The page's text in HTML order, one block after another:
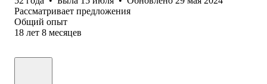
Рассматривает предложения
Общий опыт
18 лет 8 месяцев